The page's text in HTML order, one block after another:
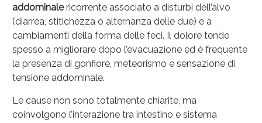
addominalericorrente associato a disturbi dell’alvo
(diarrea, stitichezza o alternanza delle due) e a
cambiamenti della forma delle feci. Il dolore tende
spesso a migliorare dopo l’evacuazione ed è frequente
la presenza di gonfiore, meteorismo e sensazione di
tensione addominale.
Le cause non sono totalmente chiarite, ma
coinvolgono l’interazione tra intestino e sistema
Vie Urinarie e Prostata: Sconti fino al 45% oggi!